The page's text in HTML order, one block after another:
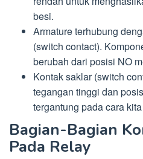
besi.
Armature terhubung
(switch contact).
berubah dari posisi NO
Kontak saklar (switch
tegangan tinggi dan
tergantung pada cara
Bagian-Bagian
Pada Relay